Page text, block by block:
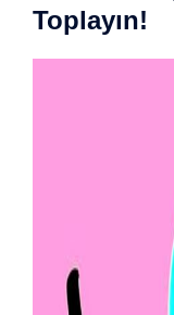
Toplayın!